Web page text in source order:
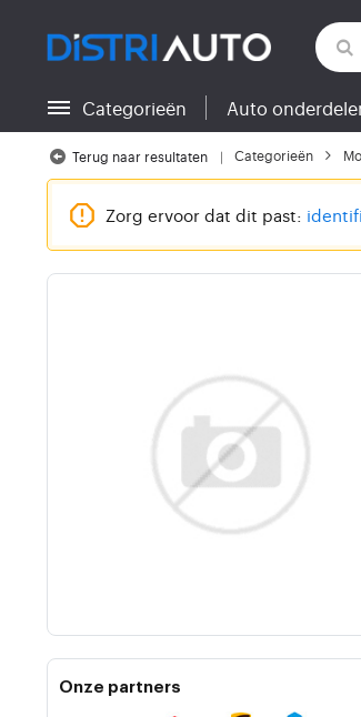
Terug naar categorieën
Categorieën Auto
Terug naar resultaten Categorieën
Zorg ervoor dat dit past:
Onze partners